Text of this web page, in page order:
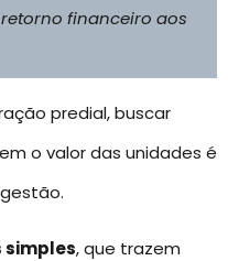
financeiro aos
predial, buscar
o valor das unidades é
simples, que trazem